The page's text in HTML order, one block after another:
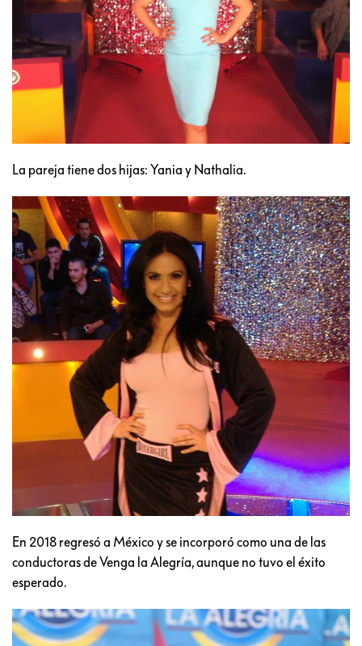
La pareja tiene dos hijas: Yania y Nathalia.
En 2018 regresó a México y se incorporó como una de las
conductoras de Venga la Alegría, aunque no tuvo el éxito
esperado.